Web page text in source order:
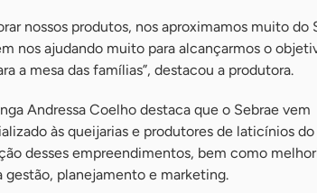
nossos produtos, nos aproximamos muito do
nos ajudando muito para alcançarmos o
a mesa das famílias”, destacou a produtora.
Andressa Coelho destaca que o Sebrae vem
às queijarias e produtores de laticínios
desses empreendimentos, bem como
gestão, planejamento e marketing.